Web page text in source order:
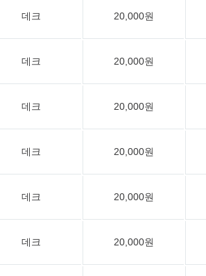
데크 20,000원
데크 20,000원
데크 20,000원
데크 20,000원
데크 20,000원
데크 20,000원